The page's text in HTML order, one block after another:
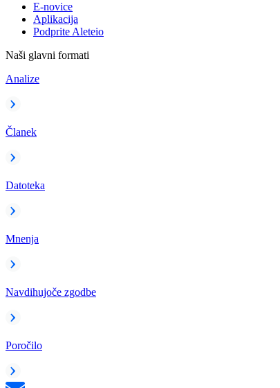
E-novice
Aplikacija
Podprite Aleteio
Naši glavni formati
Analize
Članek
Datoteka
Mnenja
Navdihujoče zgodbe
Poročilo